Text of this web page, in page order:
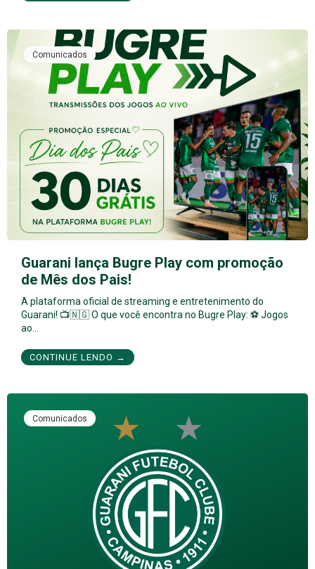
Comunicados
Guarani lança Bugre Play com promoção
de Mês dos Pais!
A plataforma oficial de streaming e entretenimento do
Guarani! 📺🇳🇬 O que você encontra no Bugre Play: ⚽ Jogos
ao…
CONTINUE LENDO →
Comunicados